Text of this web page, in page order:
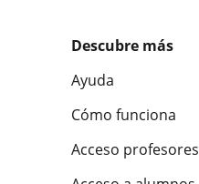
Descubre más
Ayuda
Cómo funciona
Acceso profesores